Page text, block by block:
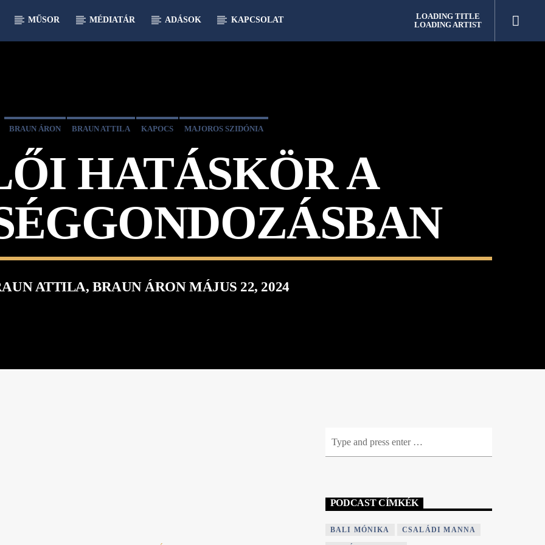
MŰSOR MÉDIATÁR ADÁSOK KAPCSOLAT
LOADING TITLE
LOADING ARTIST
BRAUN ÁRON BRAUN ATTILA KAPOCS MAJOROS SZIDÓNIA
HATÁSKÖR A
ATTILA, BRAUN ÁRON MÁJUS 22, 2024
PODCAST CÍMKÉK
BALI MÓNIKA CSALÁDI MANNA